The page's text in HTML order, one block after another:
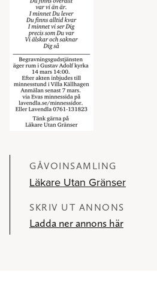
GÅVOINSAMLING
Läkare Utan Gränser
SKRIV UT ANNONS
Ladda ner annons här